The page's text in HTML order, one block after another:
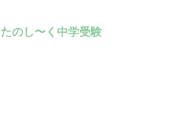
のし〜く中学受験